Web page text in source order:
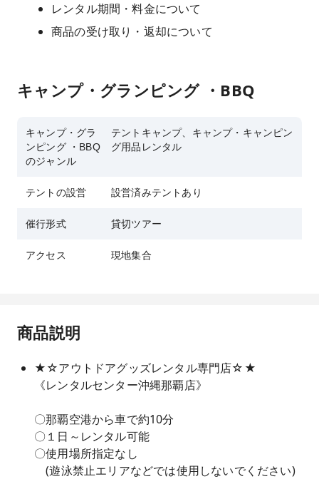
レンタル期間・料金について
商品の受け取り・返却について
キャンプ・グランピング ・BBQ
キャンプ・グラ
ンピング ・BBQ
のジャンル
テントキャンプ、キャンプ・キャンピン
グ用品レンタル
テントの設営 設営済みテントあり
催行形式 貸切ツアー
アクセス 現地集合
商品説明
★☆アウトドアグッズレンタル専門店☆★
《レンタルセンター沖縄那覇店》
〇那覇空港から車で約10分
〇１日～レンタル可能
〇使用場所指定なし
(遊泳禁止エリアなどでは使用しないでください)